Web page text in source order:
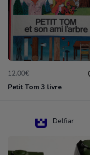
12.00€
Petit Tom 3 livre
Delfiar